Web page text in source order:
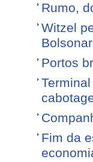
Rumo,
Witzel
Portos
Fim da